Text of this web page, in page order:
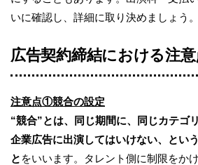
いに確認し、詳細に取り決めましょう。
広告契約締結における注意
注意点①競合の設定
“競合”とは、同じ期間に、同じカテゴ
企業広告に出演してはいけない、とい
と をいいます。タレント側に制限をか